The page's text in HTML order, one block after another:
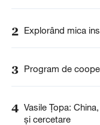
2 Explorând mica
3 Program de
4 Vasile Țopa:
și cercetare